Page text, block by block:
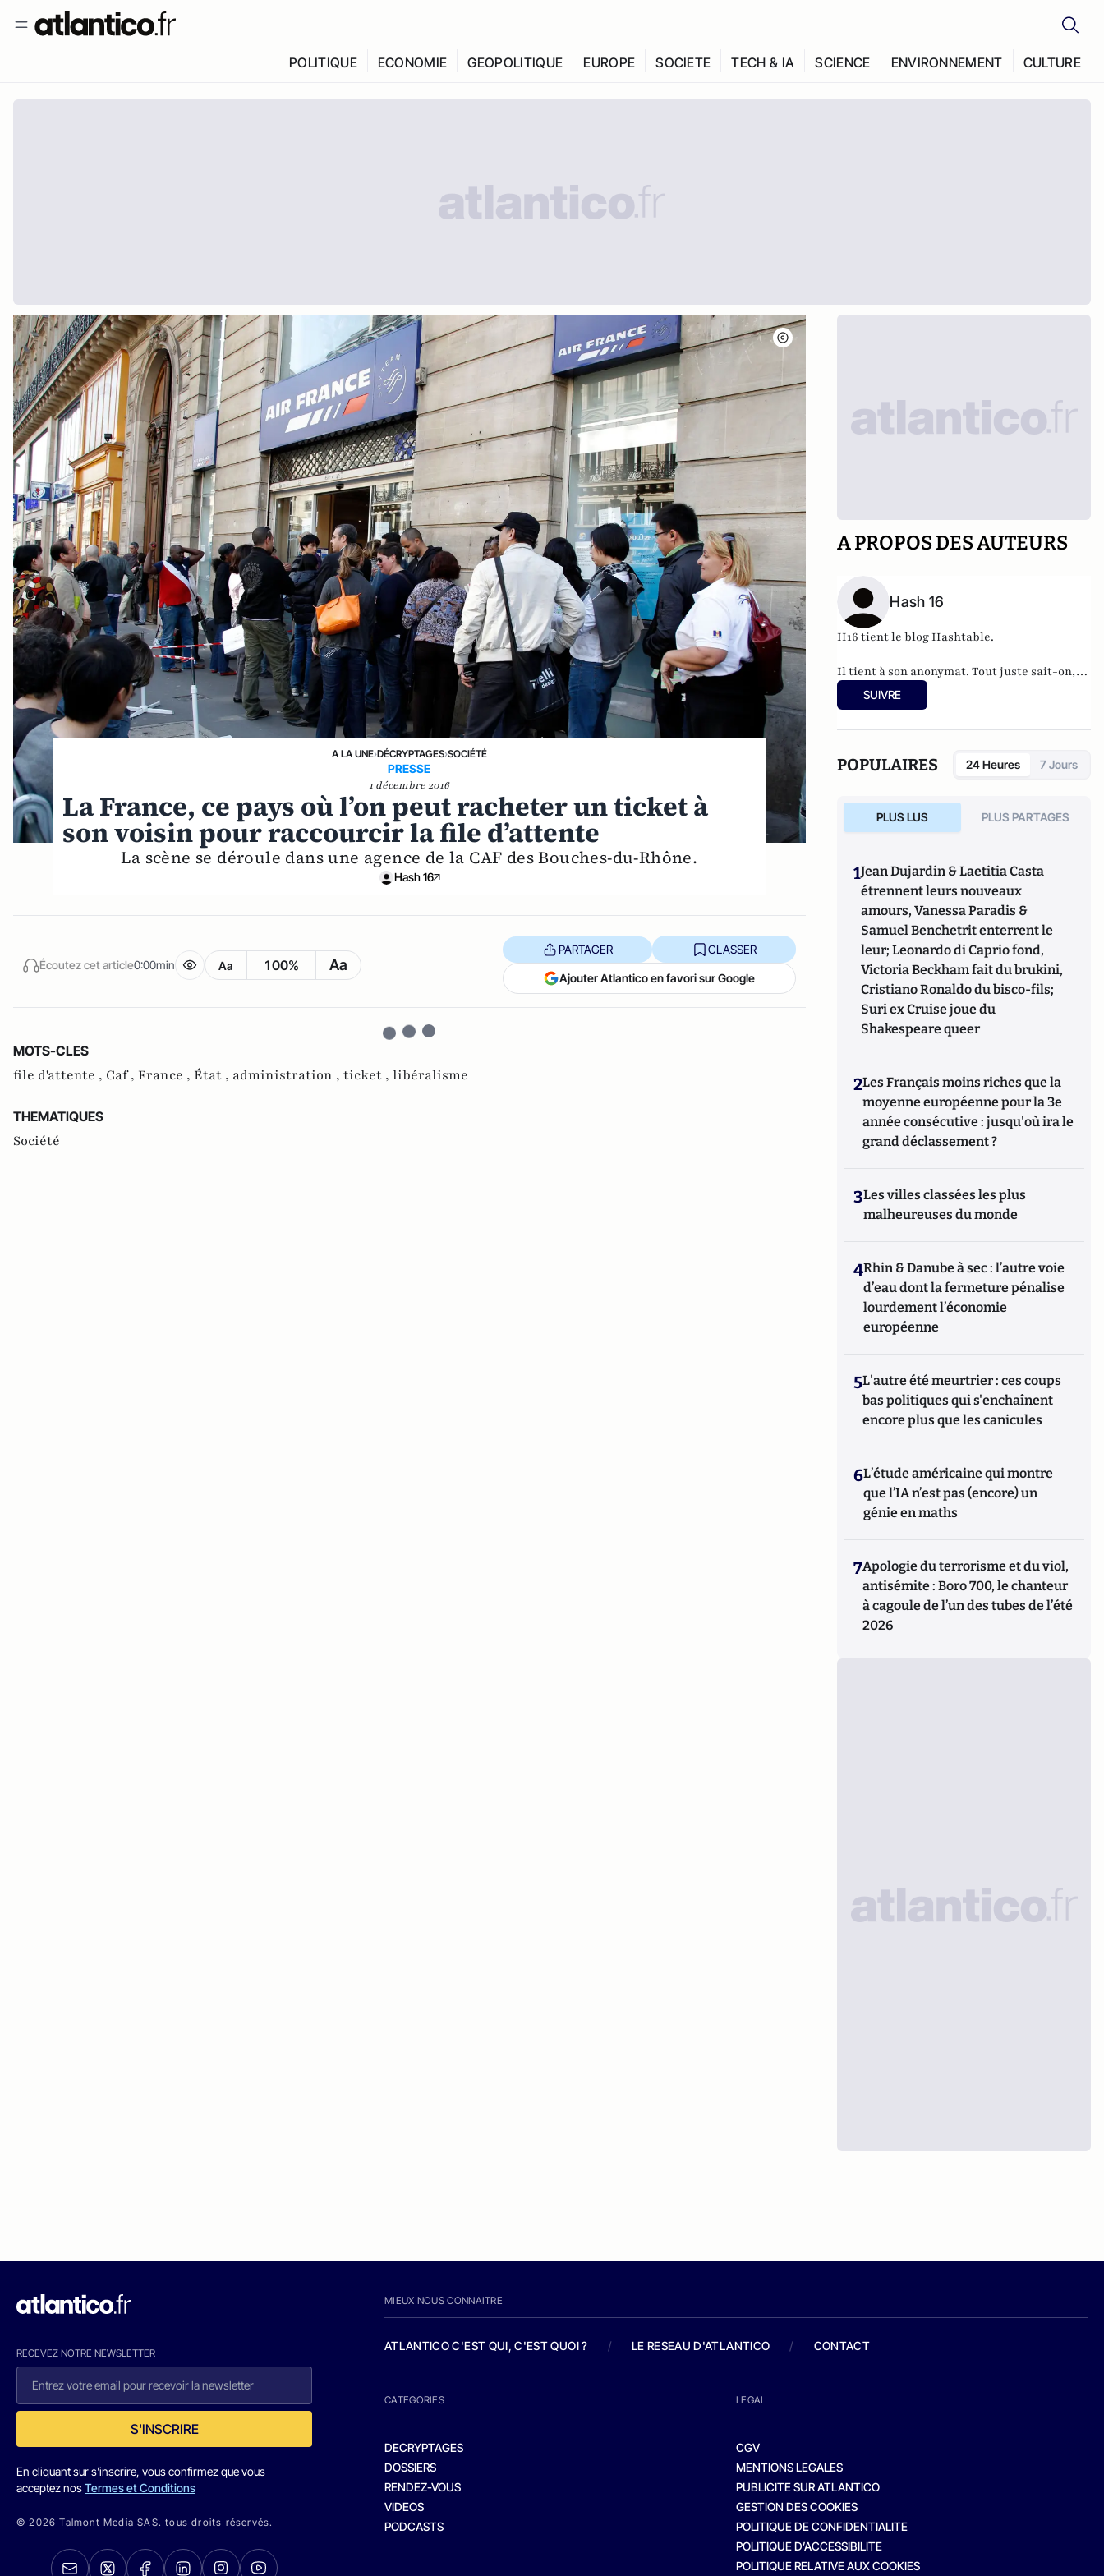
POLITIQUE ECONOMIE GEOPOLITIQUE EUROPE SOCIETE TECH & IA SCIENCE ENVIRONNEMENT CULTURE
A LA UNE›DÉCRYPTAGES›SOCIÉTÉ
PRESSE
1 décembre 2016
La France, ce pays où l’on peut racheter un ticket à
son voisin pour raccourcir la file d’attente
La scène se déroule dans une agence de la CAF des Bouches-du-Rhône.
Hash 16
Écoutez cet article0:00min Aa 100% Aa
PARTAGER CLASSER
Ajouter Atlantico en favori sur Google
MOTS-CLES
file d'attente , Caf , France , État , administration , ticket , libéralisme
THEMATIQUES
Société
A PROPOS DES AUTEURS
Hash 16
H16 tient le blogHashtable.
Il tient à son anonymat. Tout juste sait-on,
qu'à 37 ans, cet informaticien à l'humour
acerbe habite en Belgique et travaille pour
documents".
SUIVRE
POPULAIRES 24 Heures 7 Jours
PLUS LUS PLUS PARTAGES
1Jean Dujardin & Laetitia Casta
étrennent leurs nouveaux
amours, Vanessa Paradis &
Samuel Benchetrit enterrent le
leur; Leonardo di Caprio fond,
Victoria Beckham fait du brukini,
Cristiano Ronaldo du bisco-fils;
Suri ex Cruise joue du
Shakespeare queer
2Les Français moins riches que la
moyenne européenne pour la 3e
année consécutive : jusqu'où ira le
grand déclassement ?
3Les villes classées les plus
malheureuses du monde
4Rhin & Danube à sec : l’autre voie
d’eau dont la fermeture pénalise
lourdement l’économie
européenne
5L'autre été meurtrier : ces coups
bas politiques qui s'enchaînent
encore plus que les canicules
6L’étude américaine qui montre
que l’IA n’est pas (encore) un
génie en maths
7Apologie du terrorisme et du viol,
antisémite : Boro 700, le chanteur
à cagoule de l’un des tubes de l’été
2026
RECEVEZ NOTRE NEWSLETTER
S'INSCRIRE
En cliquant sur s'inscrire, vous confirmez que vous
acceptez nosTermes et Conditions
© 2026 Talmont Media SAS. tous droits réservés.
MIEUX NOUS CONNAITRE
ATLANTICO C'EST QUI, C'EST QUOI ? / LE RESEAU D'ATLANTICO / CONTACT
CATEGORIES
DECRYPTAGES
DOSSIERS
RENDEZ-VOUS
VIDEOS
PODCASTS
LEGAL
CGV
MENTIONS LEGALES
PUBLICITE SUR ATLANTICO
GESTION DES COOKIES
POLITIQUE DE CONFIDENTIALITE
POLITIQUE D’ACCESSIBILITE
POLITIQUE RELATIVE AUX COOKIES